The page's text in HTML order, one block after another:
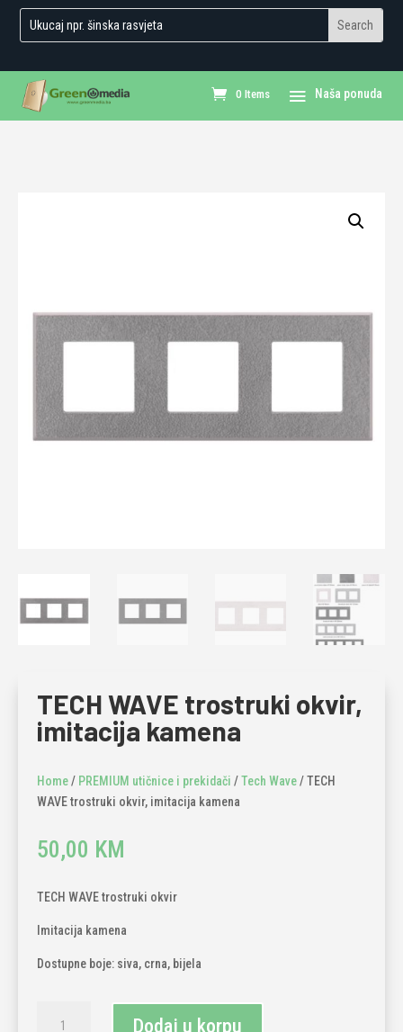
0 Items
TECH WAVE trostruki okvir,
imitacija kamena
Home/ PREMIUM utičnice i prekidači /Tech Wave/ TECH
WAVE trostruki okvir, imitacija kamena
50,00 KM
TECH WAVE trostruki okvir
Imitacija kamena
Dostupne boje: siva, crna, bijela
Dodaj u korpu